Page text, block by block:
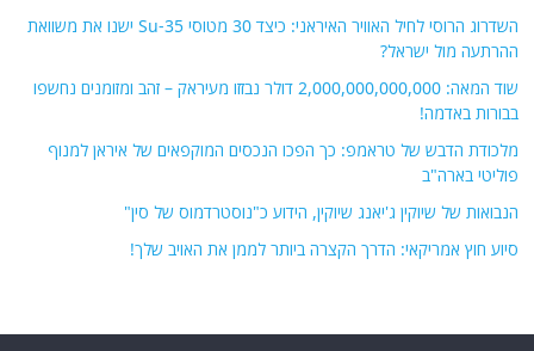
אתר החדשות נציב.נט מבצע איסוף ועיבוד של מידע ממקורות המודיעין הגלוי
(רשתות חברתיות, עיתונות, עדויות מקומיות ועוד) על מנת להביא את תמונת
המצב המקיפה והמדויקת ביותר של השטח.
אתר Nziv.net מכבד את זכויות היוצרים ועושה מאמצים לאיתור בעלי הזכויות
ביצירות הכלולות בכתבות. אם זיהית יצירה שאתה בעל הזכויות בה ואתה מעוניין
או"םאוקראינה
חדשות מהעולם